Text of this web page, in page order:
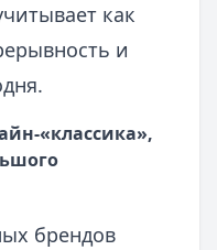
как
и
«классика»,
брендов